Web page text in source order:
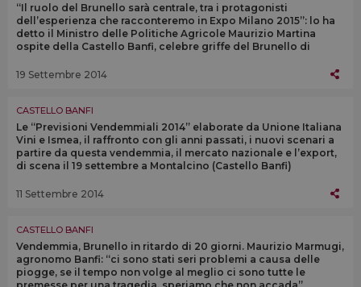
“Il ruolo del Brunello sarà centrale, tra i protagonisti
dell’esperienza che racconteremo in Expo Milano 2015”: lo ha
detto il Ministro delle Politiche Agricole Maurizio Martina
ospite della Castello Banfi, celebre griffe del Brunello di
19 Settembre 2014
CASTELLO BANFI
Le “Previsioni Vendemmiali 2014” elaborate da Unione Italiana
Vini e Ismea, il raffronto con gli anni passati, i nuovi scenari a
partire da questa vendemmia, il mercato nazionale e l’export,
di scena il 19 settembre a Montalcino (Castello Banfi)
11 Settembre 2014
CASTELLO BANFI
Vendemmia, Brunello in ritardo di 20 giorni. Maurizio Marmugi,
agronomo Banfi: “ci sono stati seri problemi a causa delle
piogge, se il tempo non volge al meglio ci sono tutte le